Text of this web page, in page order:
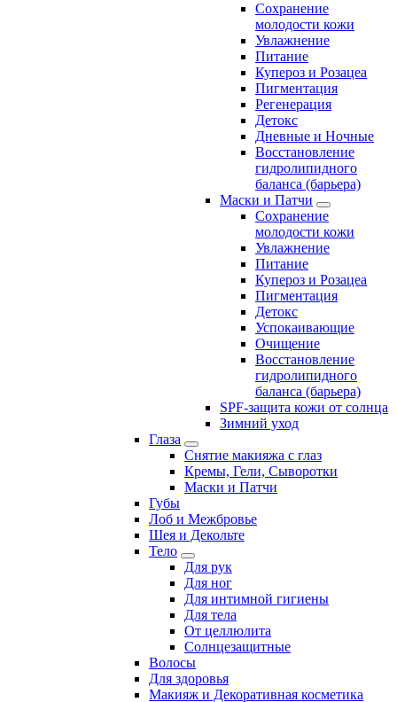
Сохранение
молодости кожи
Увлажнение
Питание
Купероз и Розацеа
Пигментация
Регенерация
Детокс
Дневные и Ночные
Восстановление
гидролипидного
баланса (барьера)
Маски и Патчи
Сохранение
молодости кожи
Увлажнение
Питание
Купероз и Розацеа
Пигментация
Детокс
Успокаивающие
Очищение
Восстановление
гидролипидного
баланса (барьера)
SPF-защита кожи от солнца
Зимний уход
Глаза
Снятие макияжа с глаз
Кремы, Гели, Сыворотки
Маски и Патчи
Губы
Лоб и Межбровье
Шея и Декольте
Тело
Для рук
Для ног
Для интимной гигиены
Для тела
От целлюлита
Солнцезащитные
Волосы
Для здоровья
Макияж и Декоративная косметика